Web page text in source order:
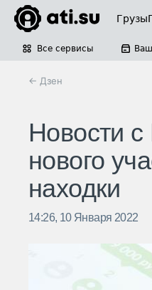
Грузы
Все сервисы
← Дзен
Новости
нового
находки
14:26, 10 Января 2022